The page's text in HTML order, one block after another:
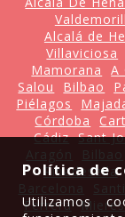
Alcalá de
Villaviciosa
Mamorana
A
Salou
Bilbao
Piélagos
Córdoba
Cádiz Sant
Ribadesella
Ferrera Mieres
Política de
Utilizamos